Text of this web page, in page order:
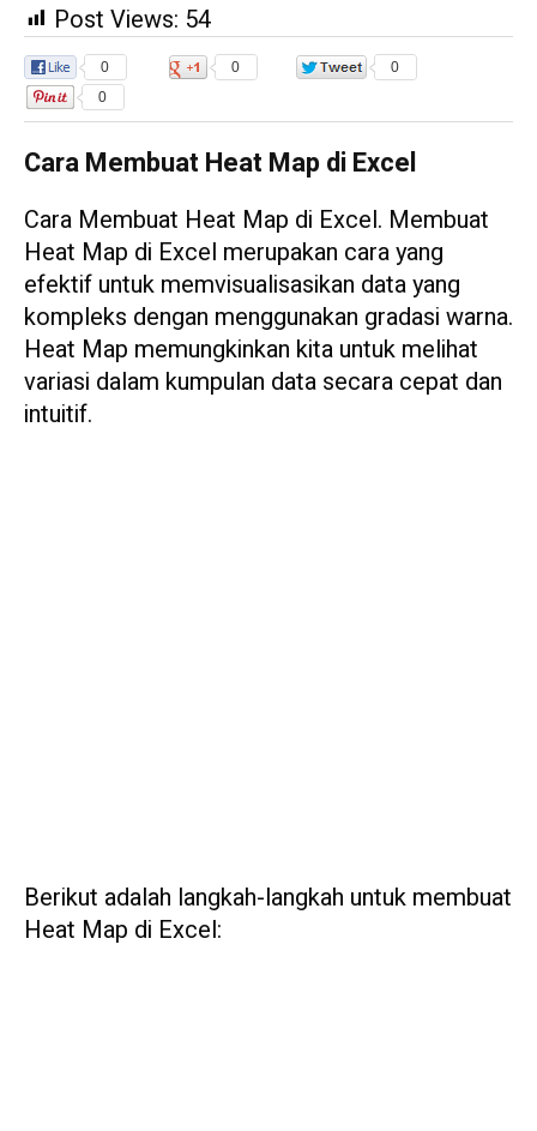
Post Views: 54
0 0
0
0
Cara Membuat Heat Map di Excel
Cara Membuat Heat Map di Excel. Membuat
Heat Map di Excel merupakan cara yang
efektif untuk memvisualisasikan data yang
kompleks dengan menggunakan gradasi warna.
Heat Map memungkinkan kita untuk melihat
variasi dalam kumpulan data secara cepat dan
intuitif.
Berikut adalah langkah-langkah untuk membuat
Heat Map di Excel: